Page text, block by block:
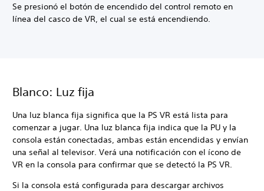
Se presionó el botón de encendido del control remoto en
línea del casco de VR, el cual se está encendiendo.
Blanco: Luz fija
Una luz blanca fija significa que la PS VR está lista para
comenzar a jugar. Una luz blanca fija indica que la PU y la
consola están conectadas, ambas están encendidas y envían
una señal al televisor. Verá una notificación con el ícono de
VR en la consola para confirmar que se detectó la PS VR.
Si la consola está configurada para descargar archivos